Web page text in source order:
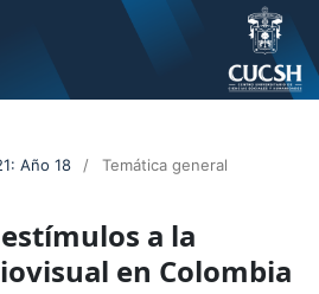
Año 18 / Temática general
a la
en Colombia